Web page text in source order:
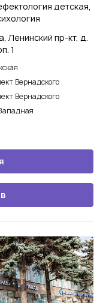
детская,
Ленинский пр-кт, д.
1
Вернадского
Вернадского